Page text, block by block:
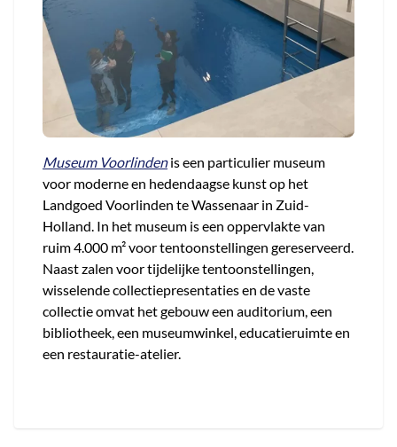
Museum Voorlindenis een particulier museum
voor moderne en hedendaagse kunst op het
Landgoed Voorlinden te Wassenaar in Zuid-
Holland. In het museum is een oppervlakte van
ruim 4.000 m² voor tentoonstellingen gereserveerd.
Naast zalen voor tijdelijke tentoonstellingen,
wisselende collectiepresentaties en de vaste
collectie omvat het gebouw een auditorium, een
bibliotheek, een museumwinkel, educatieruimte en
een restauratie-atelier.